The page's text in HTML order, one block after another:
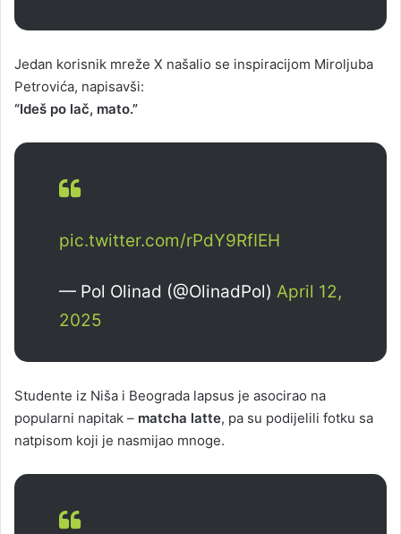
Jedan korisnik mreže X našalio se inspiracijom Miroljuba
Petrovića, napisavši:
“Ideš po lač, mato.”
pic.twitter.com/rPdY9RfIEH
— Pol Olinad (@OlinadPol) April 12,
2025
Studente iz Niša i Beograda lapsus je asocirao na
popularni napitak – matcha latte, pa su podijelili fotku sa
natpisom koji je nasmijao mnoge.